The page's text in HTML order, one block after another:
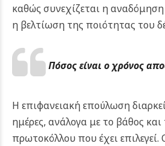
καθώς συνεχίζεται η
η βελτίωση της ποιότητας του
Πόσος είναι ο χρόνος
Η επιφανειακή επούλωση
ημέρες, ανάλογα με το βάθος
πρωτοκόλλου που έχει